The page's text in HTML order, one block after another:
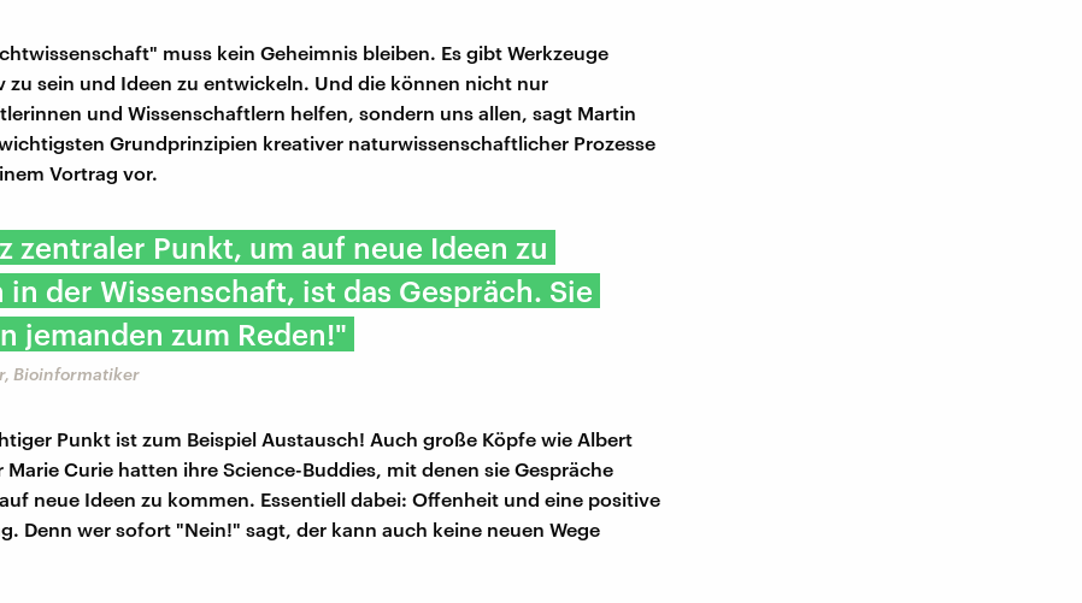
muss kein Geheimnis bleiben. Es gibt Werkzeuge
zu sein und Ideen zu entwickeln. Und die können nicht nur
und Wissenschaftlern helfen, sondern uns allen, sagt Martin
Grundprinzipien kreativer naturwissenschaftlicher Prozesse
Vortrag vor.
zentraler Punkt, um auf neue Ideen zu
in der Wissenschaft, ist das Gespräch. Sie
jemanden zum Reden!"
Bioinformatiker
Punkt ist zum Beispiel Austausch! Auch große Köpfe wie Albert
Marie Curie hatten ihre Science-Buddies, mit denen sie Gespräche
neue Ideen zu kommen. Essentiell dabei: Offenheit und eine positive
Denn wer sofort "Nein!" sagt, der kann auch keine neuen Wege